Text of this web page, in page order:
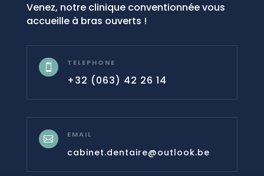
Venez, notre clinique conventionnée vous
accueille à bras ouverts !
 TELEPHONE
+32 (063) 42 26 14
 EMAIL
cabinet.dentaire@outlook.be